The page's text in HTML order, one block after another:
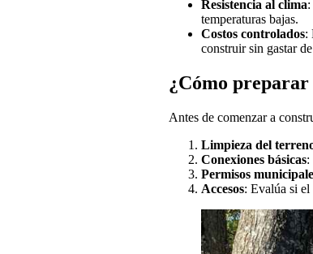
Resistencia al clima
temperaturas bajas.
Costos controlados:
construir sin gastar
¿Cómo
Antes de comenzar a
Limpieza del
Conexiones básicas:
Permisos
Accesos: Evalúa si el